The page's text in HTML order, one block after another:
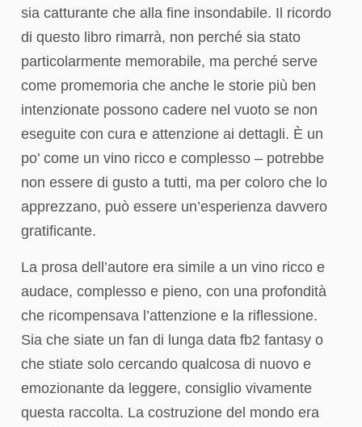
sia catturante che alla fine insondabile. Il ricordo
di questo libro rimarrà, non perché sia stato
particolarmente memorabile, ma perché serve
come promemoria che anche le storie più ben
intenzionate possono cadere nel vuoto se non
eseguite con cura e attenzione ai dettagli. È un
po’ come un vino ricco e complesso – potrebbe
non essere di gusto a tutti, ma per coloro che lo
apprezzano, può essere un’esperienza davvero
gratificante.
La prosa dell’autore era simile a un vino ricco e
audace, complesso e pieno, con una profondità
che ricompensava l’attenzione e la riflessione.
Sia che siate un fan di lunga data fb2 fantasy o
che stiate solo cercando qualcosa di nuovo e
emozionante da leggere, consiglio vivamente
questa raccolta. La costruzione del mondo era